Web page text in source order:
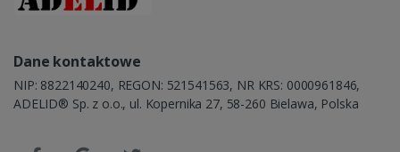
Dane kontaktowe
NIP: 8822140240, REGON: 521541563, NR KRS: 0000961846,
ADELID® Sp. z o.o., ul. Kopernika 27, 58-260 Bielawa, Polska